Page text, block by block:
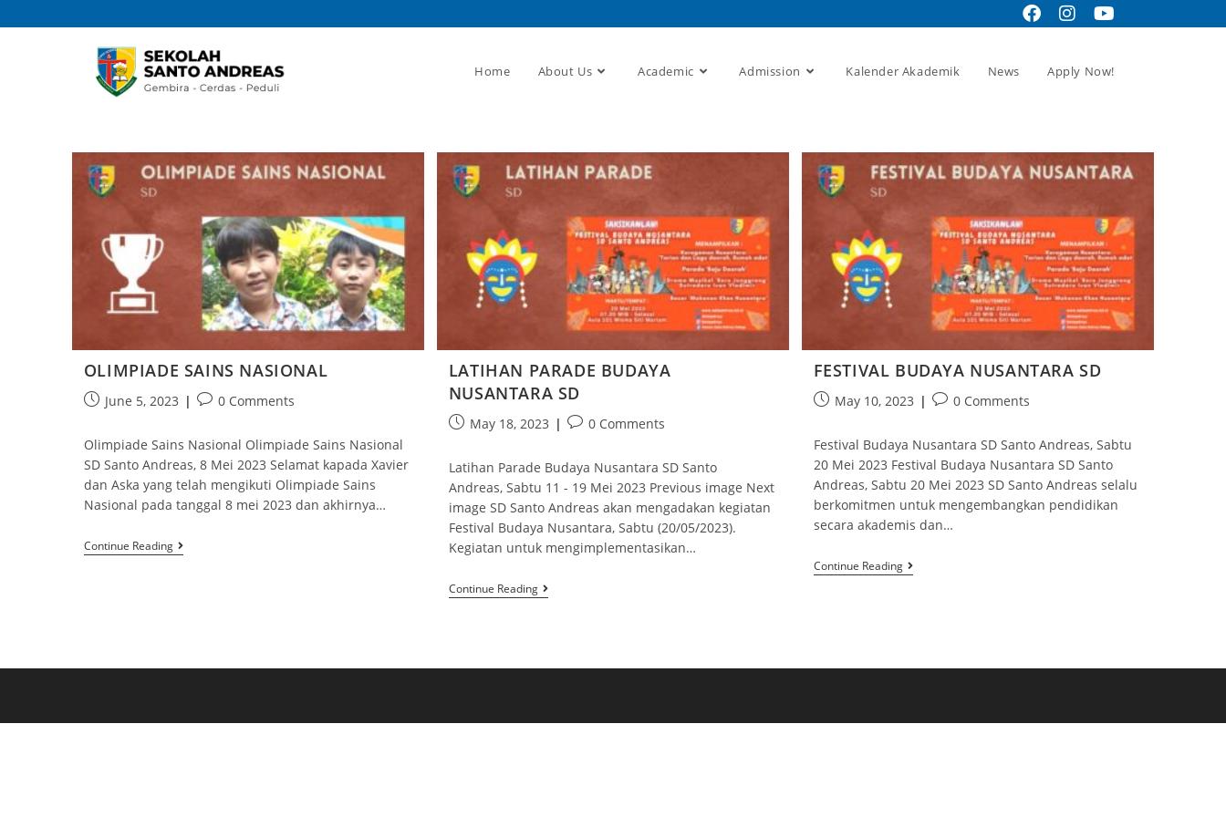
Home About Us Academic Admission Kalender Akademik News Apply Now!
OLIMPIADE SAINS NASIONAL
June 5, 2023 0 Comments
Olimpiade Sains Nasional Olimpiade Sains Nasional
SD Santo Andreas, 8 Mei 2023 Selamat kapada Xavier
dan Aska yang telah mengikuti Olimpiade Sains
Nasional pada tanggal 8 mei 2023 dan akhirnya…
Continue Reading
LATIHAN PARADE BUDAYA
NUSANTARA SD
May 18, 2023 0 Comments
Latihan Parade Budaya Nusantara SD Santo
Andreas, Sabtu 11 - 19 Mei 2023 Previous image Next
image SD Santo Andreas akan mengadakan kegiatan
Festival Budaya Nusantara, Sabtu (20/05/2023).
Kegiatan untuk mengimplementasikan…
Continue Reading
FESTIVAL BUDAYA NUSANTARA SD
May 10, 2023 0 Comments
Festival Budaya Nusantara SD Santo Andreas, Sabtu
20 Mei 2023 Festival Budaya Nusantara SD Santo
Andreas, Sabtu 20 Mei 2023 SD Santo Andreas selalu
berkomitmen untuk mengembangkan pendidikan
secara akademis dan…
Continue Reading